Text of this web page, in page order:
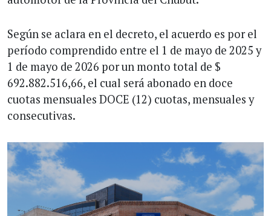
Según se aclara en el decreto, el acuerdo es por el
período comprendido entre el 1 de mayo de 2025 y
1 de mayo de 2026 por un monto total de $
692.882.516,66, el cual será abonado en doce
cuotas mensuales DOCE (12) cuotas, mensuales y
consecutivas.